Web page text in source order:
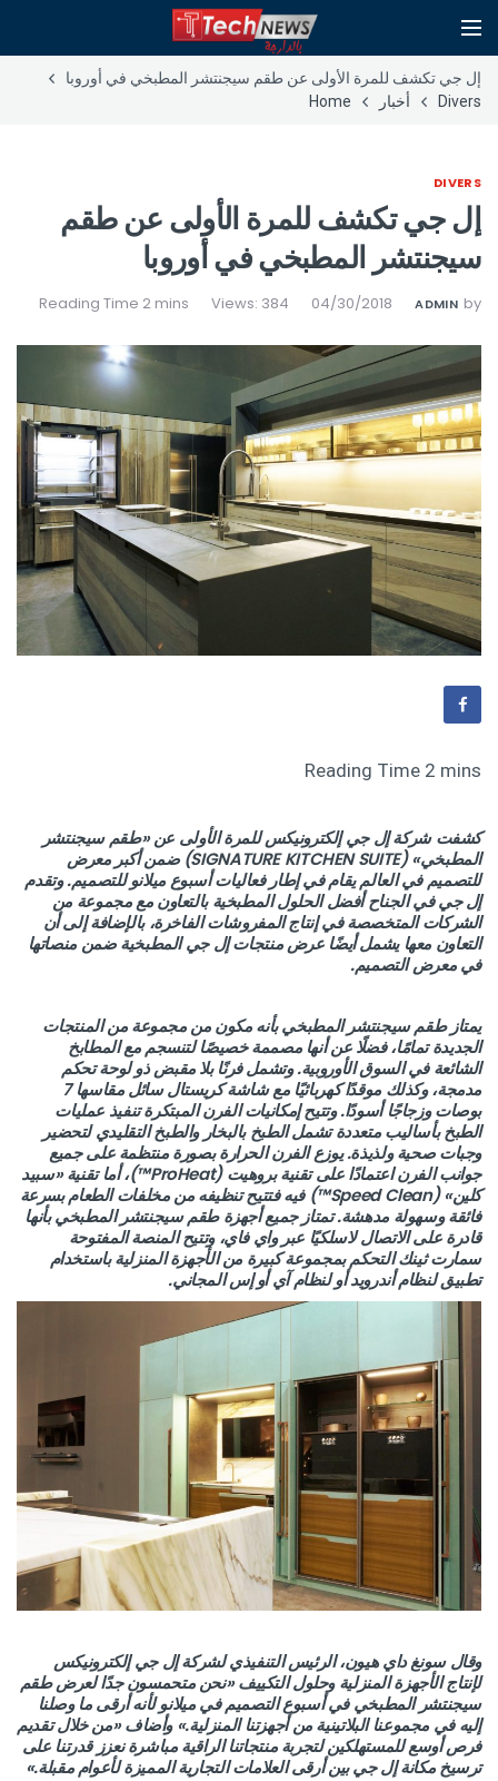
إل جي تكشف للمرة الأولى عن طقم سيجنتشر المطبخي في أوروبا
Divers
أخبار Home
DIVERS
إل جي تكشف للمرة الأولى عن طقم
سيجنتشر المطبخي في أوروبا
by
ADMIN
04/30/2018
Views: 384
كشفت شركة إل جي إلكترونيكس للمرة الأولى عن «طقم سيجنتشر
المطبخي» (SIGNATURE KITCHEN SUITE) ضمن أكبر معرض
للتصميم في العالم يقام في إطار فعاليات أسبوع ميلانو للتصميم. وتقدم
إل جي في الجناح أفضل الحلول المطبخية بالتعاون مع مجموعة من
الشركات المتخصصة في إنتاج المفروشات الفاخرة، بالإضافة إلى أن
التعاون معها يشمل أيضًا عرض منتجات إل جي المطبخية ضمن منصاتها
في معرض التصميم.
يمتاز طقم سيجنتشر المطبخي بأنه مكون من مجموعة من المنتجات
الجديدة تمامًا، فضلًا عن أنها مصممة خصيصًا لتنسجم مع المطابخ
الشائعة في السوق الأوروبية. وتشمل فرنًا بلا مقبض ذو لوحة تحكم
مدمجة، وكذلك موقدًا كهربائيًا مع شاشة كريستال سائل مقاسها 7
بوصات وزجاجًا أسودًا. وتتيح إمكانيات الفرن المبتكرة تنفيذ عمليات
الطبخ بأساليب متعددة تشمل الطبخ بالبخار والطبخ التقليدي لتحضير
وجبات صحية ولذيذة. يوزع الفرن الحرارة بصورة منتظمة على جميع
جوانب الفرن اعتمادًا على تقنية بروهيت (ProHeat™)، أما تقنية «سبيد
كلين» (Speed Clean™) فيه فتتيح تنظيفه من مخلفات الطعام بسرعة
فائقة وسهولة مدهشة. تمتاز جميع أجهزة طقم سيجنتشر المطبخي بأنها
قادرة على الاتصال لاسلكيًا عبر واي فاي، وتتيح المنصة المفتوحة
سمارت ثينك التحكم بمجموعة كبيرة من الأجهزة المنزلية باستخدام
تطبيق لنظام أندرويد أو لنظام آي أو إس المجاني.
وقال سونغ داي هيون، الرئيس التنفيذي لشركة إل جي إلكترونيكس
لإنتاج الأجهزة المنزلية وحلول التكييف «نحن متحمسون جدًا لعرض طقم
سيجنتشر المطبخي في أسبوع التصميم في ميلانو لأنه أرقى ما وصلنا
إليه في مجموعنا البلاتينية من أجهزتنا المنزلية.» وأضاف «من خلال تقديم
فرص أوسع للمستهلكين لتجربة منتجاتنا الراقية مباشرة نعزز قدرتنا على
ترسيخ مكانة إل جي بين أرقى العلامات التجارية المميزة لأعوام مقبلة.»